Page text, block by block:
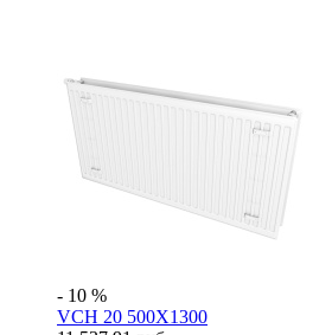
- 10 %
VCH 20 500X1300